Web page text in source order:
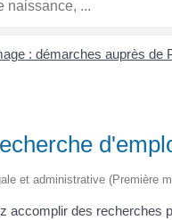
: démarches auprès de
et administrative (Première
accomplir des recherches